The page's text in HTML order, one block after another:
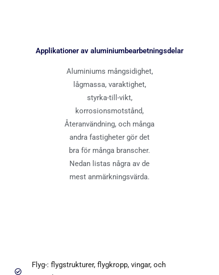
Applikationer av aluminiumbearbetningsdelar
Aluminiums mångsidighet,
lågmassa, varaktighet,
styrka-till-vikt,
korrosionsmotstånd,
Återanvändning, och många
andra fastigheter gör det
bra för många branscher.
Nedan listas några av de
mest anmärkningsvärda.
Flyg-: flygstrukturer, flygkropp, vingar, och